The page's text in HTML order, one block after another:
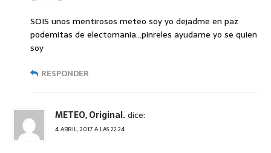
SOIS unos mentirosos meteo soy yo dejadme en paz
podemitas de electomania…pinreles ayudame yo se quien
soy
RESPONDER
METEO, Original.dice:
4 ABRIL, 2017 A LAS 22:24